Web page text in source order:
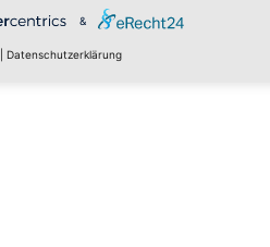
&
Datenschutzerklärung